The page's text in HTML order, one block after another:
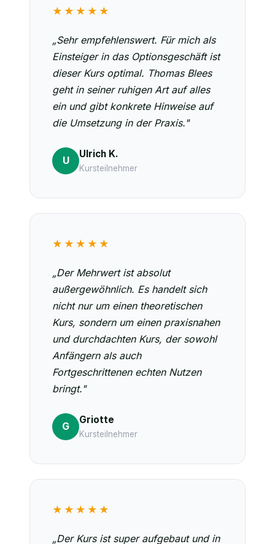
★★★★★
„Sehr empfehlenswert. Für mich als
Einsteiger in das Optionsgeschäft ist
dieser Kurs optimal. Thomas Blees
geht in seiner ruhigen Art auf alles
ein und gibt konkrete Hinweise auf
die Umsetzung in der Praxis."
U
Ulrich K.
Kursteilnehmer
★★★★★
„Der Mehrwert ist absolut
außergewöhnlich. Es handelt sich
nicht nur um einen theoretischen
Kurs, sondern um einen praxisnahen
und durchdachten Kurs, der sowohl
Anfängern als auch
Fortgeschrittenen echten Nutzen
bringt."
G
Griotte
Kursteilnehmer
★★★★★
„Der Kurs ist super aufgebaut und in